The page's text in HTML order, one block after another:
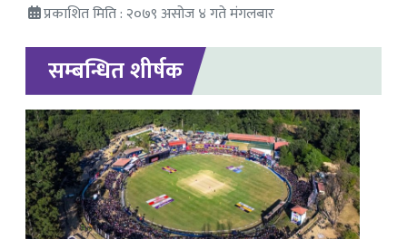
प्रकाशित मिति : २०७९ असोज ४ गते मंगलबार
सम्बन्धित शीर्षक